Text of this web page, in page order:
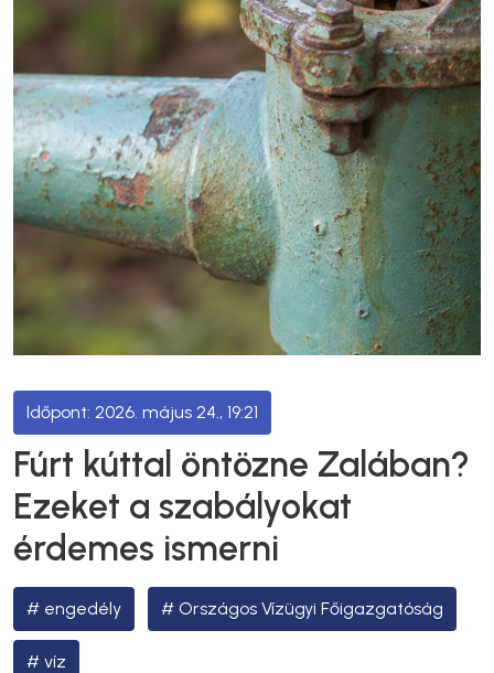
2026. május 24., 19:21
Fúrt kúttal öntözne Zalában?
Ezeket a szabályokat
érdemes ismerni
engedély Országos Vízügyi Főigazgatóság
víz